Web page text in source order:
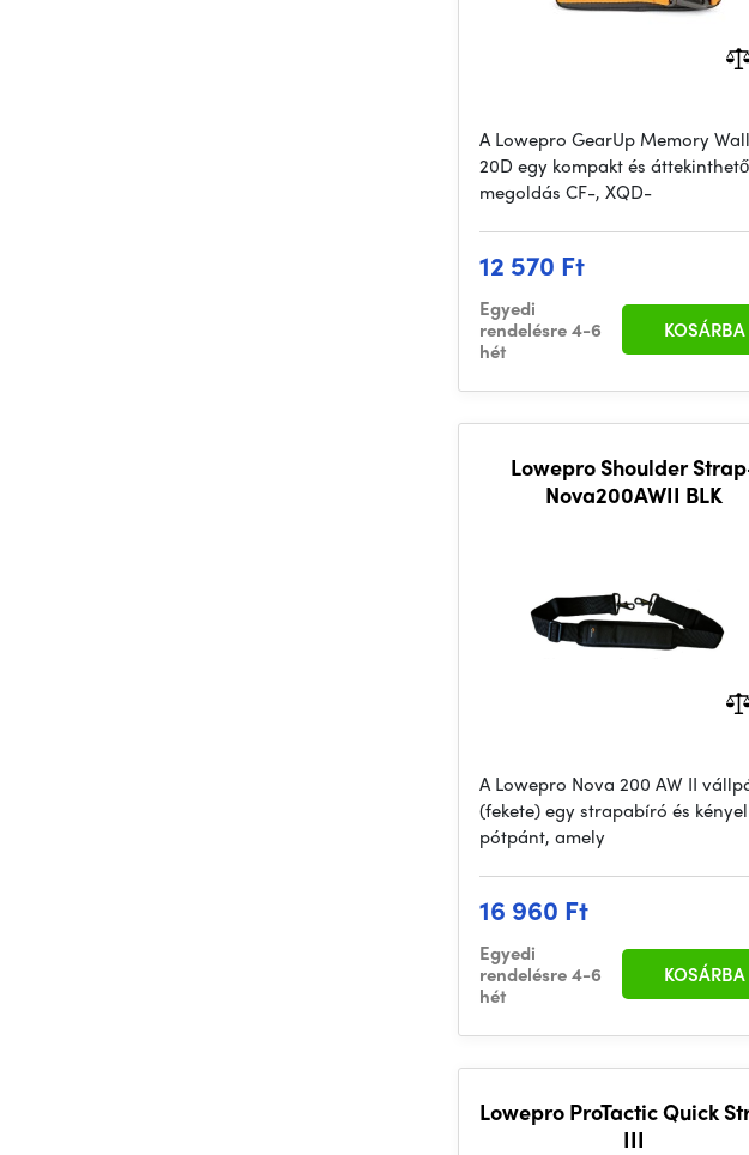
A Lowepro GearUp Memory
20D egy kompakt és áttekinthető
megoldás CF-, XQD-
12 570 Ft
Egyedi
rendelésre 4-6
hét
KOSÁRBA
Lowepro Shoulder
Nova200AWII BLK
A Lowepro Nova 200 AW II
(fekete) egy strapabíró és
pótpánt, amely
16 960 Ft
Egyedi
rendelésre 4-6
hét
KOSÁRBA
Lowepro ProTactic Quick
III